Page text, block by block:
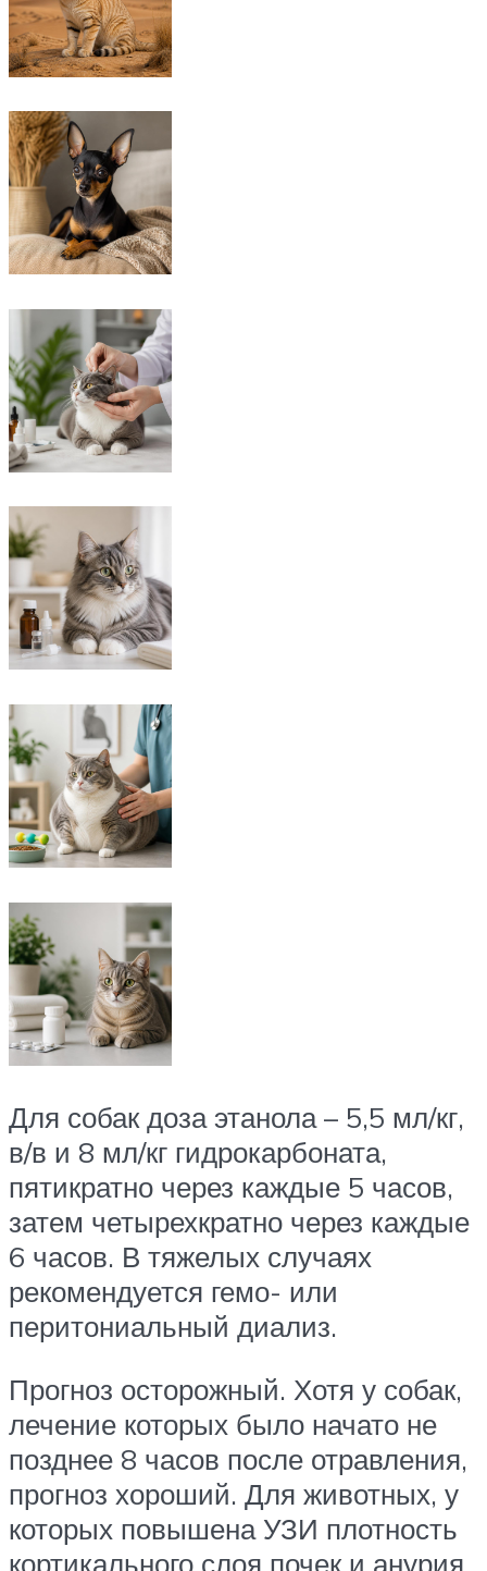
Для собак доза этанола – 5,5 мл/кг,
в/в и 8 мл/кг гидрокарбоната,
пятикратно через каждые 5 часов,
затем четырехкратно через каждые
6 часов. В тяжелых случаях
рекомендуется гемо- или
перитониальный диализ.
Прогноз осторожный. Хотя у собак,
лечение которых было начато не
позднее 8 часов после отравления,
прогноз хороший. Для животных, у
которых повышена УЗИ плотность
кортикального слоя почек и анурия,